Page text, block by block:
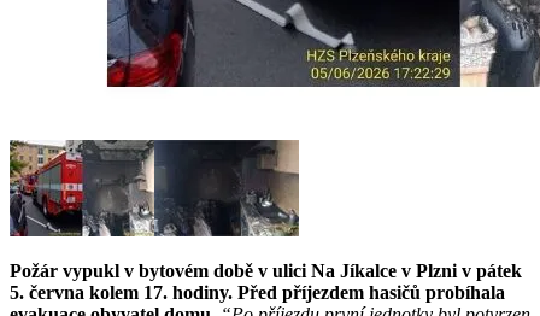
Požár vypukl v bytovém době v ulici Na Jíkalce v Plzni v pátek
5. června kolem 17. hodiny. Před příjezdem hasičů probíhala